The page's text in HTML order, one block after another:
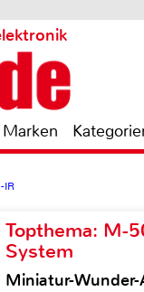
Marken
IR
Topthema: M-
System
Miniatur-